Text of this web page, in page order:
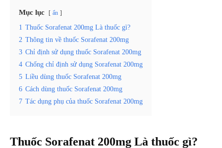
Mục lục ẩn
1 Thuốc Sorafenat 200mg Là thuốc gì?
2 Thông tin về thuốc Sorafenat 200mg
3 Chỉ định sử dụng thuốc Sorafenat 200mg
4 Chống chỉ định sử dụng Sorafenat 200mg
5 Liều dùng thuốc Sorafenat 200mg
6 Cách dùng thuốc Sorafenat 200mg
7 Tác dụng phụ của thuốc Sorafenat 200mg
Thuốc Sorafenat 200mg Là thuốc gì?